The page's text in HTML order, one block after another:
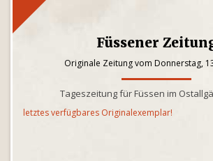
Füssener
Originale Zeitung vom Donnerstag,
Tageszeitung für Füssen im
letztes verfügbares Originalexemplar!